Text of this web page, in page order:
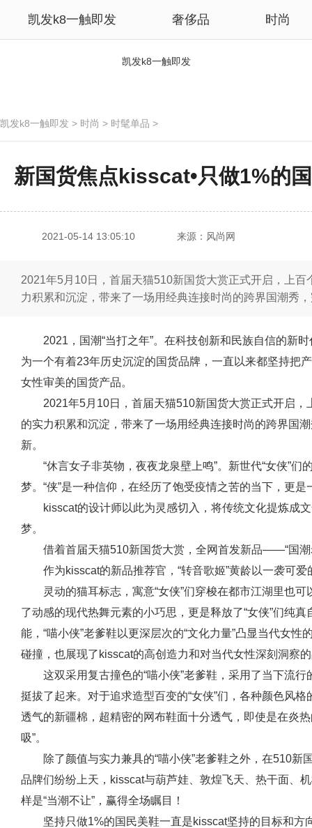
凯发k8一触即发 奢侈品 时尚
凯发k8一触即发
凯发k8一触即发 > 时尚 > 时髦单品 >
新国货焦点kisscat•只做1%的
2021-05-14 13:05:10 来源：风尚网
2021年5月10日，首届天猫510新国货大赏正式开启，上
力积累和沉淀，带来了一场用经典连接时尚的跨界国潮秀
2021，国潮“当打之年”。在科技创新和民族自信的新
为一个有着23年历史沉淀的国货品牌，一直以来都坚持把
女性审美的国货产品。
2021年5月10日，首届天猫510新国货大赏正式开启
的实力积累和沉淀，带来了一场用经典连接时尚的跨界国
新。
“休言女子非英物，夜夜龙泉壁上鸣”。新世代“女侠”们
梦。“侠”是一种信仰，在经历了饱受疫情之苦的当下，更是
kisscat的设计师以此为灵感切入，将传统文化提炼成
梦。
借着首届天猫510新国货大赏，全网首发新品——“国潮
作为kisscat的新品推荐官，“转音歌姬”黄龄以一袭可爱
灵动的猫耳标志，寓意“女侠”们穿梭在都市江湖里也
了动感的现代热舞元素的小巧思，更是释放了“女侠”们纯
能，“喵小侠”老爹鞋以更深层次的“文化力量”凸显当代女
碰撞，也展现了kisscat的高创造力和对当代女性深刻洞察
这双采用复古撞色的“喵小侠”老爹鞋，采用了当下流
挺拔了起来。对于追求造型百变的“女侠”们，各种颜色风
透气的新疆棉，超精密的网布鞋面十分透气，即使是在炎
吸”。
除了颜值与实力兼具的“喵小侠”老爹鞋之外，在510
品牌们纷纷上天，kisscat与葫芦娃、敦煌飞天、热干面、
样是“当潮不让”，赢得全场瞩目！
坚持只做1%的国民美鞋一直是kisscat坚持的目标和